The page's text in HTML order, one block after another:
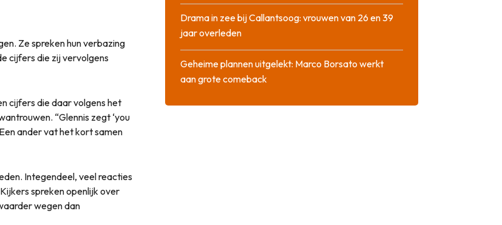
Ze spreken hun verbazing
cijfers die zij vervolgens
cijfers die daar volgens het
“Glennis zegt ‘you
ander vat het kort samen
Integendeel, veel reacties
spreken openlijk over
wegen dan
Drama in zee bij Callantsoog: vrouwen van 26 en 39
jaar overleden
Geheime plannen uitgelekt: Marco Borsato werkt
aan grote comeback